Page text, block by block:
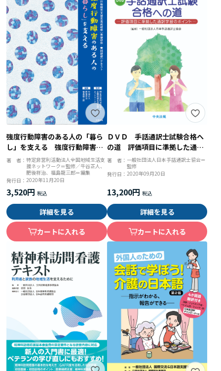
強度行動障害のある人の「暮ら
し」を支える 強度行動障害支
援者養成研修［基礎研修・実践
研修］テキスト
著 者：特定非営利活動法人全国地域生活支
援ネットワーク＝監修／牛谷正人、
肥後祥治、福島龍三郎＝編集
発行日：2020年11月20日
3,520円
詳細を見る
カートに入れる
ＤＶＤ 手話通訳士試験合格へ
の道 評価項目に準拠した通訳
学習のポイント
著 者： 一般社団法人日本手話通訳士協会＝
監修
発行日： 2020年09月20日
13,200円
詳細を見る
カートに入れる